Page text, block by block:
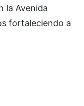
la Avenida
fortaleciendo a